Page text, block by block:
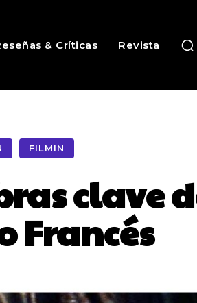
& Críticas Revista
FILMIN
clave
Francés